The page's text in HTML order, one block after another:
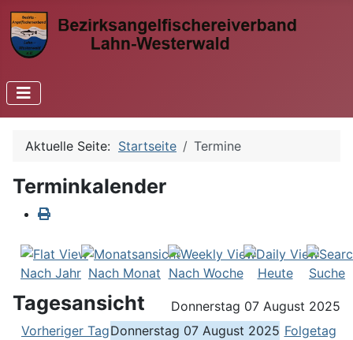
Aktuelle Seite: Startseite Termine
Terminkalender
Nach Jahr Nach Monat Nach Woche Heute Suche
Tagesansicht
Donnerstag 07 August 2025
Vorheriger TagDonnerstag 07 August 2025 Folgetag